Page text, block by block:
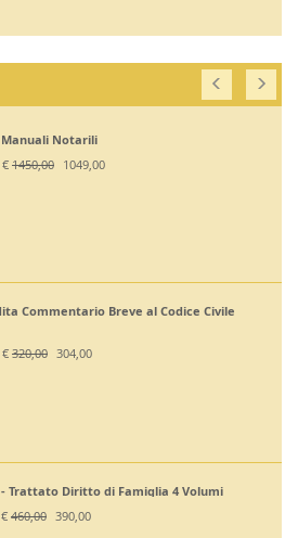
Notarili
1450,00 1049,00
Commentario Breve al Codice Civile
320,00 304,00
Trattato Diritto di Famiglia 4 Volumi
460,00 390,00